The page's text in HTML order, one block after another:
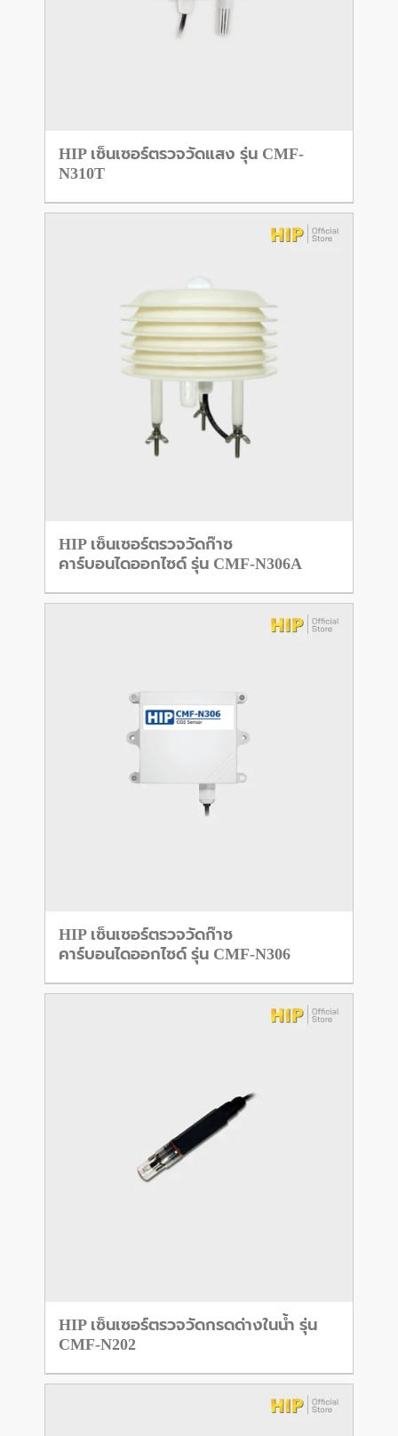
HIP เซ็นเซอร์ตรวจวัดแสง รุ่น CMF-
N310T
HIP เซ็นเซอร์ตรวจวัดก๊าซ
คาร์บอนไดออกไซด์ รุ่น CMF-N306A
HIP เซ็นเซอร์ตรวจวัดก๊าซ
คาร์บอนไดออกไซด์ รุ่น CMF-N306
HIP เซ็นเซอร์ตรวจวัดกรดด่างในน้ำ รุ่น
CMF-N202